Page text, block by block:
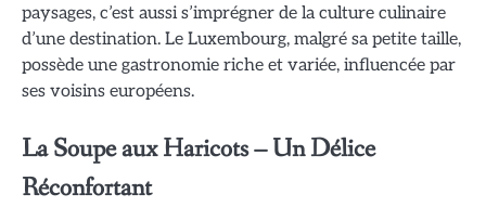
paysages, c’est aussi s’imprégner de la culture culinaire
d’une destination. Le Luxembourg, malgré sa petite taille,
possède une gastronomie riche et variée, influencée par
ses voisins européens.
La Soupe aux Haricots – Un Délice
Réconfortant